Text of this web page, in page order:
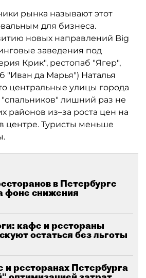
рынка называют этот
для бизнеса.
новых направлений Big
заведения под
Крик", рестопаб "Ягер",
"Иван да Марья") Наталья
центральные улицы города
лишний раз не
районов из–за роста цен на
центре. Туристы меньше
в Петербурге
фоне снижения
кафе и рестораны
остаться без льготы
и ресторанах Петербурга